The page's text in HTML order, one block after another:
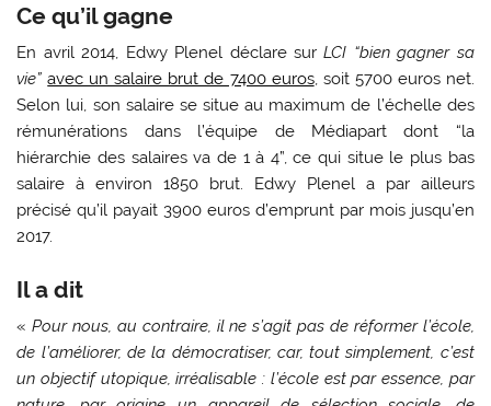
Ce qu’il gagne
En avril 2014, Edwy Plenel déclare surLCI “bien gagner sa
vie” avec un salaire brut de 7400 euros, soit 5700 euros net.
Selon lui, son salaire se situe au maximum de l’échelle des
rémunérations dans l’équipe de Médiapart dont “la
hiérarchie des salaires va de 1 à 4”, ce qui situe le plus bas
salaire à environ 1850 brut. Edwy Plenel a par ailleurs
précisé qu’il payait 3900 euros d’emprunt par mois jusqu’en
2017.
Il a dit
« Pour nous, au contraire, il ne s’agit pas de réformer l’école,
de l’améliorer, de la démocratiser, car, tout simplement, c’est
un objectif utopique, irréalisable : l’école est par essence, par